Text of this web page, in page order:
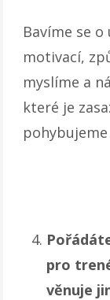
Bavíme se
motivací,
myslíme a
které je
pro
věnuje